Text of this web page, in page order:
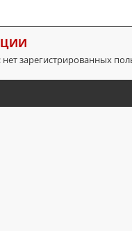
зарегистрированных